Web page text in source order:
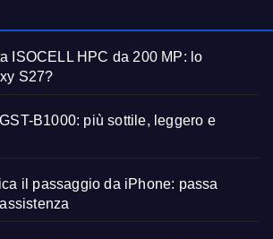
ISOCELL HPC da 200 MP: lo
S27?
B1000: più sottile, leggero e
il passaggio da iPhone: passa